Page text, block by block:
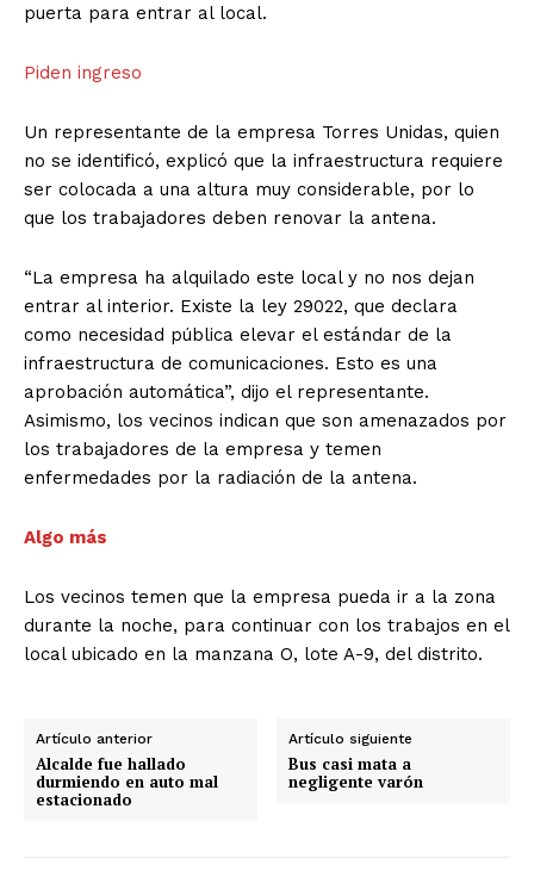
puerta para entrar al local.
Piden ingreso
Un representante de la empresa Torres Unidas, quien
no se identificó, explicó que la infraestructura requiere
ser colocada a una altura muy considerable, por lo
que los trabajadores deben renovar la antena.
“La empresa ha alquilado este local y no nos dejan
entrar al interior. Existe la ley 29022, que declara
como necesidad pública elevar el estándar de la
infraestructura de comunicaciones. Esto es una
aprobación automática”, dijo el representante.
Asimismo, los vecinos indican que son amenazados por
los trabajadores de la empresa y temen
enfermedades por la radiación de la antena.
Algo más
Los vecinos temen que la empresa pueda ir a la zona
durante la noche, para continuar con los trabajos en el
local ubicado en la manzana O, lote A-9, del distrito.
Artículo anterior
Alcalde fue hallado
durmiendo en auto mal
estacionado
Artículo siguiente
Bus casi mata a
negligente varón